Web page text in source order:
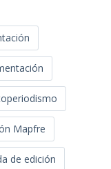
Mapfre
de edición